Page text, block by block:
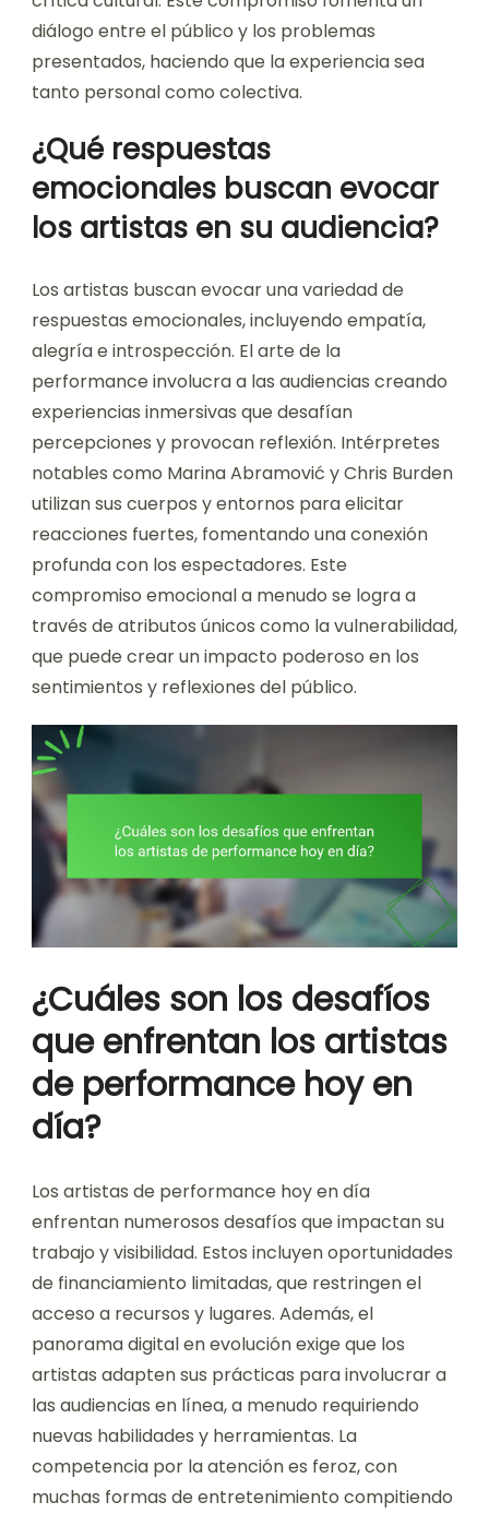
diálogo entre el público y los problemas
presentados, haciendo que la experiencia sea
tanto personal como colectiva.
¿Qué respuestas
emocionales buscan evocar
los artistas en su audiencia?
Los artistas buscan evocar una variedad de
respuestas emocionales, incluyendo empatía,
alegría e introspección. El arte de la
performance involucra a las audiencias creando
experiencias inmersivas que desafían
percepciones y provocan reflexión. Intérpretes
notables como Marina Abramović y Chris Burden
utilizan sus cuerpos y entornos para elicitar
reacciones fuertes, fomentando una conexión
profunda con los espectadores. Este
compromiso emocional a menudo se logra a
través de atributos únicos como la vulnerabilidad,
que puede crear un impacto poderoso en los
sentimientos y reflexiones del público.
¿Cuáles son los desafíos
que enfrentan los artistas
de performance hoy en
día?
Los artistas de performance hoy en día
enfrentan numerosos desafíos que impactan su
trabajo y visibilidad. Estos incluyen oportunidades
de financiamiento limitadas, que restringen el
acceso a recursos y lugares. Además, el
panorama digital en evolución exige que los
artistas adapten sus prácticas para involucrar a
las audiencias en línea, a menudo requiriendo
nuevas habilidades y herramientas. La
competencia por la atención es feroz, con
muchas formas de entretenimiento compitiendo